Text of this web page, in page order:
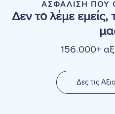
ΑΣΦΑΛΙΣΗ ΠΟΥ
Δεν το λέμε εμείς,
156.000+
Δες τις